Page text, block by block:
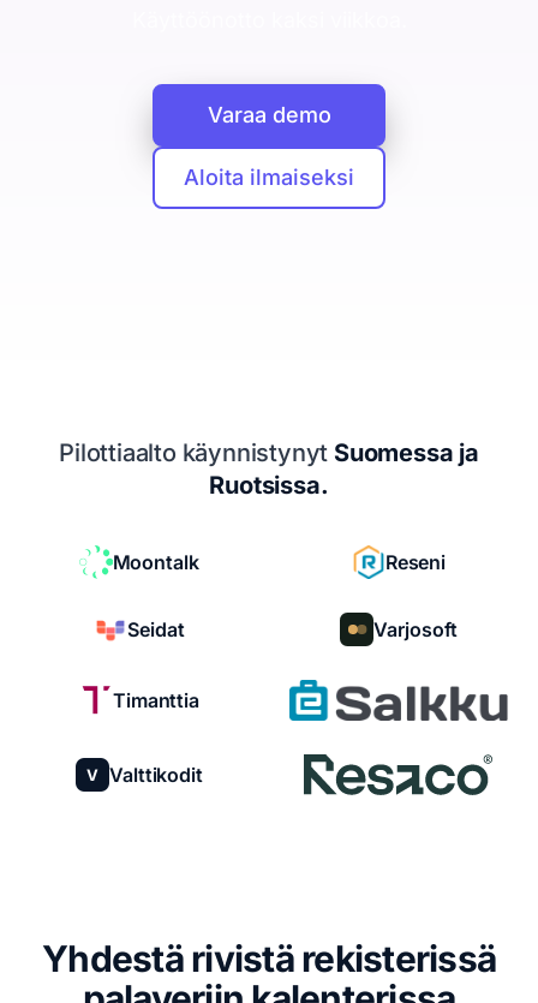
Booking Agent
Chat-keskustelusta myyjän kalenteriin
Varaa demo
Aloita ilmaiseksi
Pilottiaalto käynnistynyt Suomessa ja
Ruotsissa.
Moontalk Reseni
Seidat Varjosoft
Timanttia
V Valttikodit
Yhdestä rivistä rekisterissä